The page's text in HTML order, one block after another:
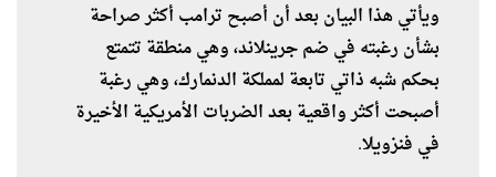
ويأتي هذا البيان بعد أن أصبح ترامب أكثر صراحة
بشأن رغبته في ضم جرينلاند، وهي منطقة تتمتع
بحكم شبه ذاتي تابعة لمملكة الدنمارك، وهي رغبة
أصبحت أكثر واقعية بعد الضربات الأمريكية الأخيرة
في فنزويلا.